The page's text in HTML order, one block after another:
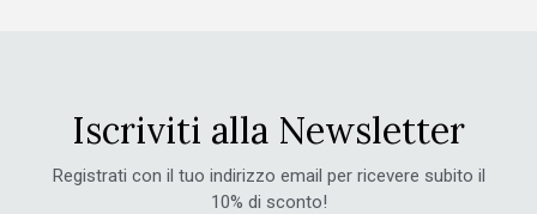
Iscriviti alla Newsletter
Registrati con il tuo indirizzo email per ricevere subito il
10% di sconto!